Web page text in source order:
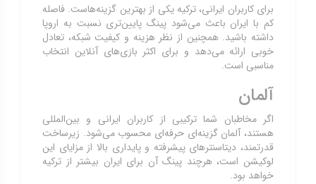
برای کاربران ایرانی، ترکیه یکی از بهترین گزینه‌هاست. فاصله
کم با ایران باعث می‌شود پینگ پایین‌تری نسبت به اروپا
داشته باشید. همچنین از نظر هزینه و کیفیت شبکه، تعادل
خوبی ارائه می‌دهد و برای اکثر بازی‌های آنلاین انتخاب
مناسبی است.
آلمان
اگر مخاطبان شما ترکیبی از کاربران ایرانی و بین‌المللی
هستند، آلمان گزینه‌ای حرفه‌ای محسوب می‌شود. زیرساخت
قدرتمند، دیتاسنترهای پیشرفته و پایداری بالا از مزایای این
لوکیشن است، هرچند پینگ آن برای ایران بیشتر از ترکیه
خواهد بود.